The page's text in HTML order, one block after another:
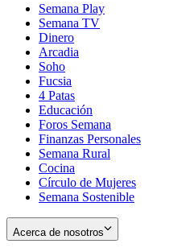
Semana Play
Semana TV
Dinero
Arcadia
Soho
in
new
window
Fucsia
in
new
window
4 Patas
Educación
Foros Semana
Finanzas Personales
Semana Rural
Cocina
Círculo de Mujeres
Semana Sostenible
Acerca de nosotros